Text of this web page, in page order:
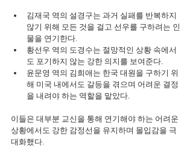
김재국 역의 설경구는 과거 실패를 반복하지
않기 위해 모든 것을 걸고 선우를 구하려는 인
물을 연기한다.
황선우 역의 도경수는 절망적인 상황 속에서
도 포기하지 않는 강한 의지를 보여준다.
윤문영 역의 김희애는 한국 대원을 구하기 위
해 미국 내에서도 갈등을 겪으며 어려운 결정
을 내려야 하는 역할을 맡았다.
이들은 대부분 교신을 통해 연기해야 하는 어려운
상황에서도 강한 감정선을 유지하며 몰입감을 극
대화했다.